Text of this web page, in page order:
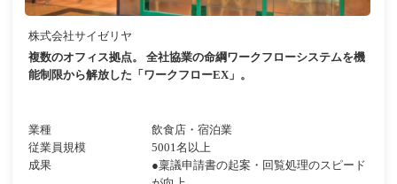
株式会社サイゼリヤ
複数のオフィス拠点。 全社協業の命綱ワークフローシステムを機
能制限から解放した「ワークフローEX」。
業種
飲食店・宿泊業
従業員規模
5001名以上
成果
●稟議申請書の起案・回覧処理のスピード